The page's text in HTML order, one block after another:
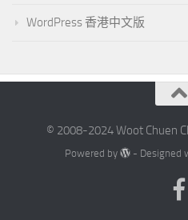
WordPress 香港中文版
© 2008-2024 Woot Chuen
Powered by - Designed